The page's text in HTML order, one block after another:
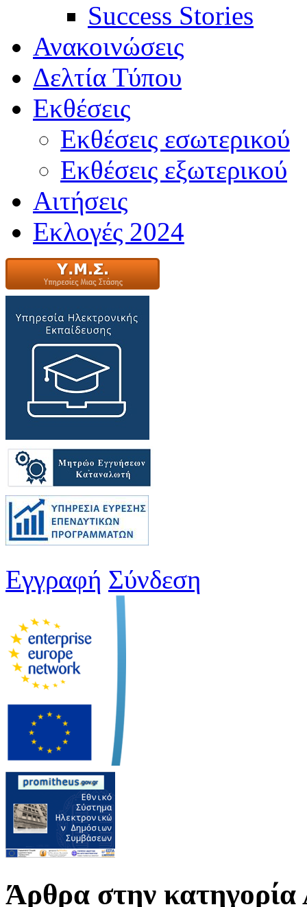
Success Stories
Ανακοινώσεις
Δελτία Τύπου
Εκθέσεις
Εκθέσεις εσωτερικού
Εκθέσεις εξωτερικού
Αιτήσεις
Εκλογές 2024
Εγγραφή Σύνδεση
Άρθρα στην κατηγορία